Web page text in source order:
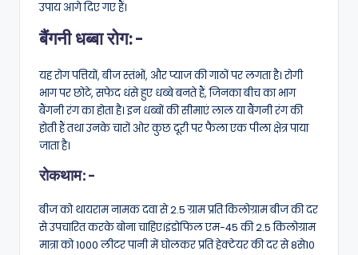
उपाय आगे दिए गए हैं।
बैंगनी धब्बा रोग:-
यह रोग पत्तियों, बीज स्तंभों, और प्याज की गाठों पर लगता है। रोगी
भाग पर छोटे, सफेद धंसे हुए धब्बे बनते हैं, जिनका बीच का भाग
बैंगनी रंग का होता है। इन धब्बों की सीमाएं लाल या बैंगनी रंग की
होती हैं तथा उनके चारों ओर कुछ दूरी पर फैला एक पीला क्षेत्र पाया
जाता है।
रोकथाम:-
बीज को थायराम नामक दवा से 2.5 ग्राम प्रति किलोग्राम बीज की दर
से उपचारित करके बोना चाहिए।इंडोफिल एम-45 की 2.5 किलोग्राम
मात्रा को 1000 लीटर पानी में घोलकर प्रति हेक्टेयर की दर से 8से10